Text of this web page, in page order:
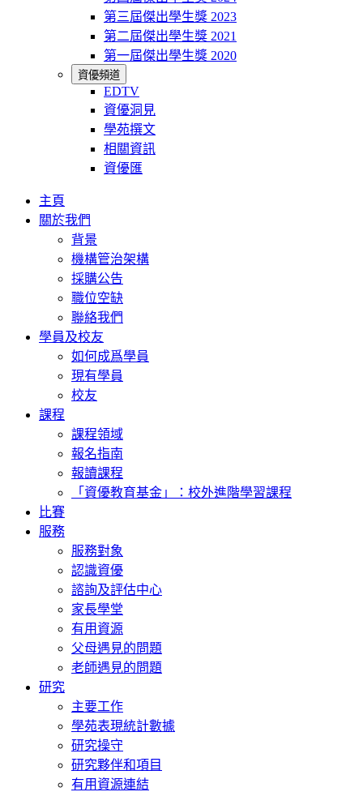
第三屆傑出學生獎 2023
第二屆傑出學生獎 2021
第一屆傑出學生獎 2020
資優頻道
EDTV
資優洞見
學苑撰文
相關資訊
資優匯
主頁
關於我們
背景
機構管治架構
採購公告
職位空缺
聯絡我們
學員及校友
如何成爲學員
現有學員
校友
課程
課程領域
報名指南
報讀課程
「資優教育基金」：校外進階學習課程
比賽
服務
服務對象
認識資優
諮詢及評估中心
家長學堂
有用資源
父母遇見的問題
老師遇見的問題
研究
主要工作
學苑表現統計數據
研究操守
研究夥伴和項目
有用資源連結